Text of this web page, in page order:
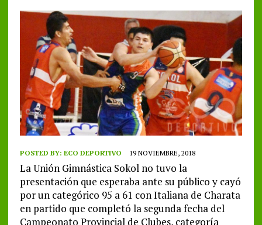
POSTED BY: ECO DEPORTIVO 19 NOVIEMBRE, 2018
La Unión Gimnástica Sokol no tuvo la
presentación que esperaba ante su público y cayó
por un categórico 95 a 61 con Italiana de Charata
en partido que completó la segunda fecha del
Campeonato Provincial de Clubes, categoría